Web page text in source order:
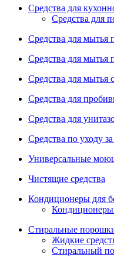
Средства для
Средства для
Средства для мытья
Средства для мытья
Средства для мытья
Средства для
Средства для
Средства по уходу
Универсальные
Чистящие средства
Кондиционеры для
Кондиционеры
Стиральные
Жидкие
Стиральный